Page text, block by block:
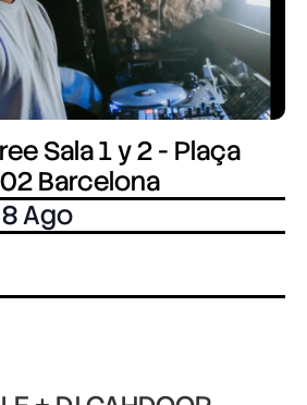
Sala 1 y 2 - Plaça
Barcelona
8 Ago